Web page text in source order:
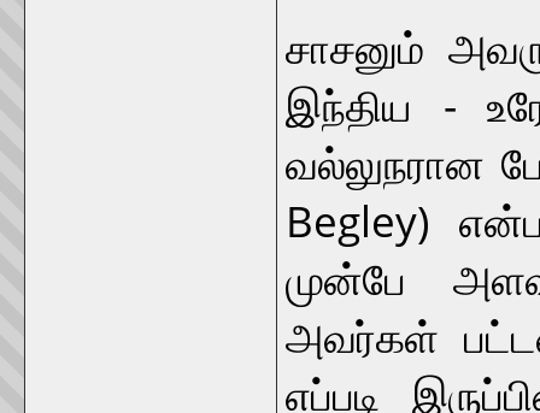
சாசனும்
இந்திய -
வல்லுநரான
Begley)
முன்பே
அவர்கள்
எப்படி